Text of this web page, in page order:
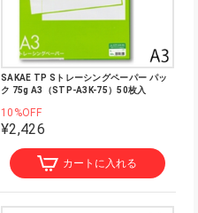
SAKAE TP Sトレーシングペーパー パッ
ク 75g A3（STP-A3K-75）50枚入
10%OFF
¥2,426
カートに入れる